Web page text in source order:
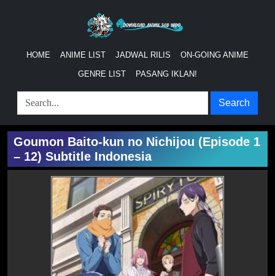
HOME ANIME LIST JADWAL RILIS ON-GOING ANIME
GENRE LIST PASANG IKLAN!
Search
Goumon Baito-kun no Nichijou (Episode 1
– 12) Subtitle Indonesia